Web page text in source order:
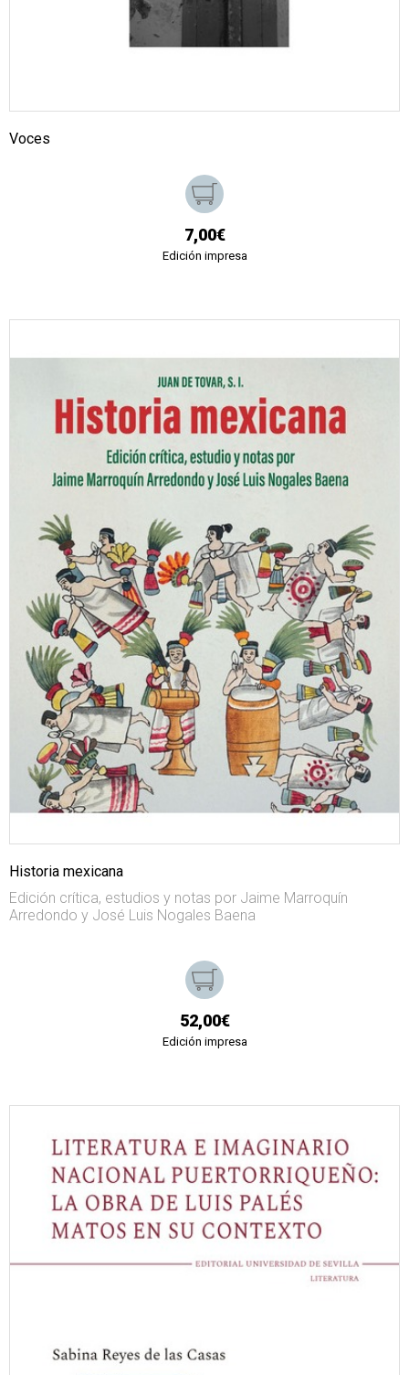
Voces
7,00€
Edición impresa
Historia mexicana
Edición crítica, estudios y notas por Jaime Marroquín
Arredondo y José Luis Nogales Baena
52,00€
Edición impresa